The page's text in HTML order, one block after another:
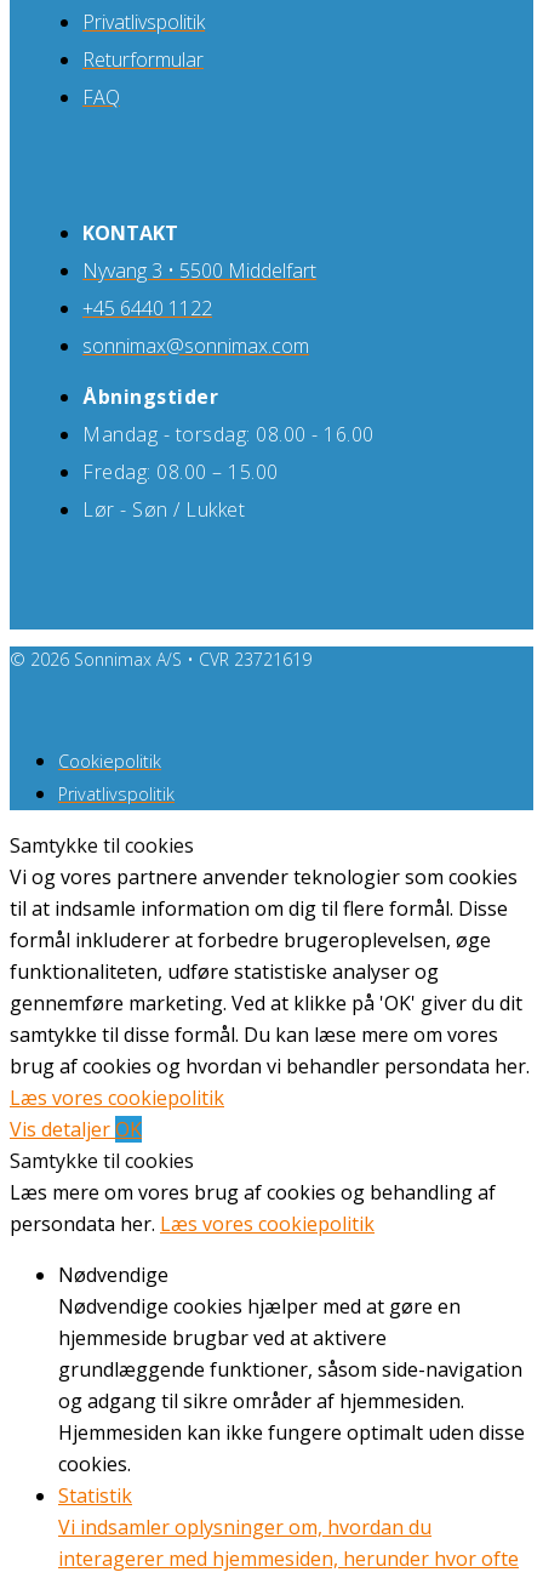
Privatlivspolitik
Returformular
FAQ
KONTAKT
Nyvang 3 • 5500 Middelfart
+45 6440 1122
sonnimax@sonnimax.com
Åbningstider
Mandag - torsdag: 08.00 - 16.00
Fredag: 08.00 – 15.00
Lør - Søn / Lukket
© 2026 Sonnimax A/S • CVR 23721619
Cookiepolitik
Privatlivspolitik
Samtykke til cookies
Vi og vores partnere anvender teknologier som cookies
til at indsamle information om dig til flere formål. Disse
formål inkluderer at forbedre brugeroplevelsen, øge
funktionaliteten, udføre statistiske analyser og
gennemføre marketing. Ved at klikke på 'OK' giver du dit
samtykke til disse formål. Du kan læse mere om vores
brug af cookies og hvordan vi behandler persondata her.
Læs vores cookiepolitik
Vis detaljerOK
Samtykke til cookies
Læs mere om vores brug af cookies og behandling af
persondata her. Læs vores cookiepolitik
Nødvendige
Nødvendige cookies hjælper med at gøre en
hjemmeside brugbar ved at aktivere
grundlæggende funktioner, såsom side-navigation
og adgang til sikre områder af hjemmesiden.
Hjemmesiden kan ikke fungere optimalt uden disse
cookies.
Statistik
Vi indsamler oplysninger om, hvordan du
interagerer med hjemmesiden, herunder hvor ofte